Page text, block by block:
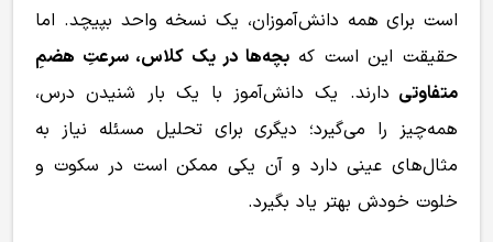
است برای همه دانش‌آموزان، یک نسخه واحد بپیچد. اما
حقیقت این است کهبچه‌ها در یک کلاس، سرعتِ هضمِ
متفاوتی دارند. یک دانش‌آموز با یک بار شنیدن درس،
همه‌چیز را می‌گیرد؛ دیگری برای تحلیل مسئله نیاز به
مثال‌های عینی دارد و آن یکی ممکن است در سکوت و
خلوت خودش بهتر یاد بگیرد.